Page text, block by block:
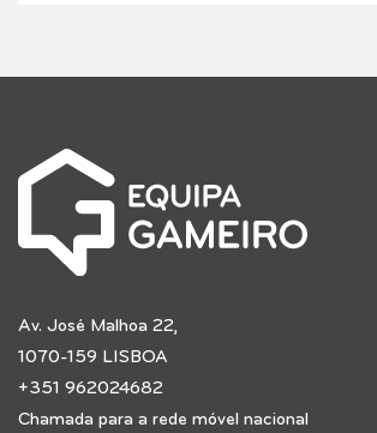
Av. José Malhoa 22,
1070-159 LISBOA
+351 962024682
Chamada para a rede móvel nacional